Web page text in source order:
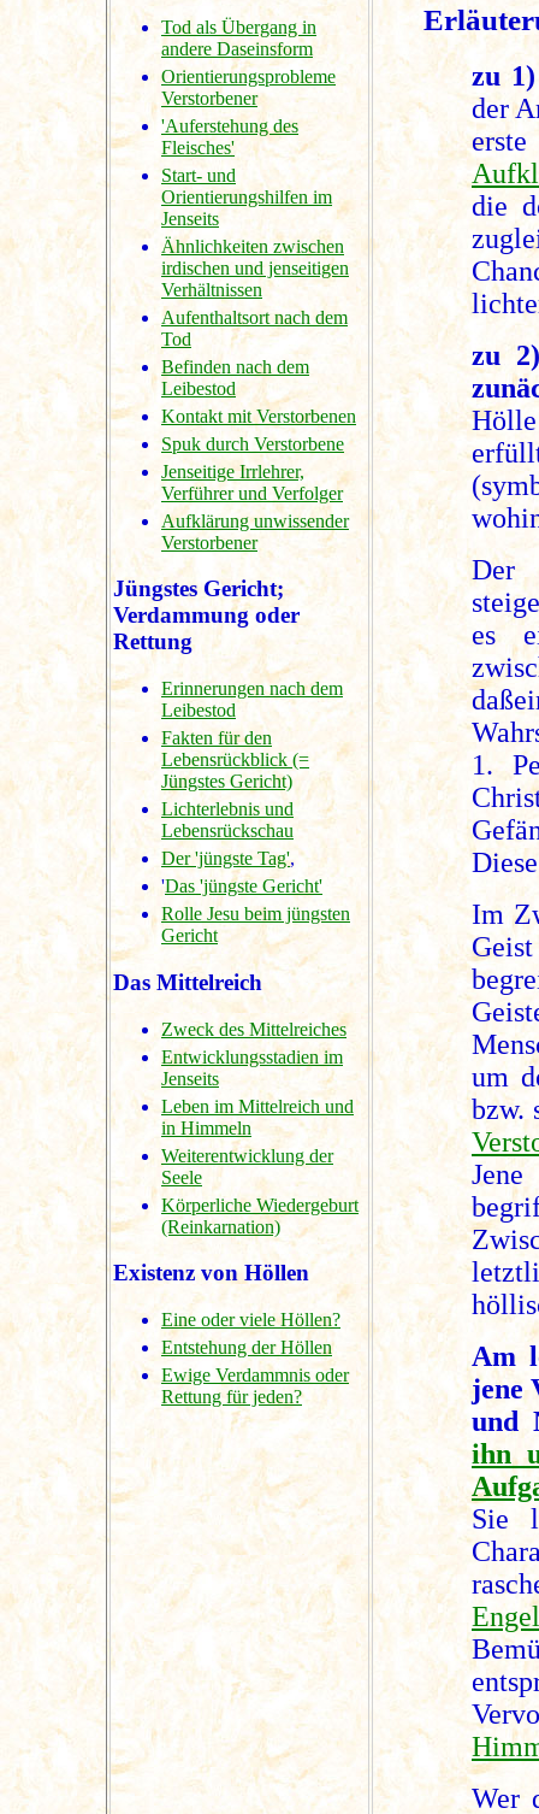
Tod als Übergang in
andere Daseinsform
Orientierungsprobleme
Verstorbener
'Auferstehung des
Fleisches'
Start- und
Orientierungshilfen im
Jenseits
Ähnlichkeiten zwischen
irdischen und jenseitigen
Verhältnissen
Aufenthaltsort nach dem
Tod
Befinden nach dem
Leibestod
Kontakt mit Verstorbenen
Spuk durch Verstorbene
Jenseitige Irrlehrer,
Verführer und Verfolger
Aufklärung unwissender
Verstorbener
Jüngstes Gericht;
Verdammung oder
Rettung
Erinnerungen nach dem
Leibestod
Fakten für den
Lebensrückblick (=
Jüngstes Gericht)
Lichterlebnis und
Lebensrückschau
Der 'jüngste Tag',
'Das 'jüngste Gericht'
Rolle Jesu beim jüngsten
Gericht
Das Mittelreich
Zweck des Mittelreiches
Entwicklungsstadien im
Jenseits
Leben im Mittelreich und
in Himmeln
Weiterentwicklung der
Seele
Körperliche Wiedergeburt
(Reinkarnation)
Existenz von Höllen
Eine oder viele Höllen?
Entstehung der Höllen
Ewige Verdammnis oder
Rettung für jeden?
zu 1)
der
die
zu
Der
es
1.
Im
um
bzw.
Am
jene
und
ihn
Sie
Wer